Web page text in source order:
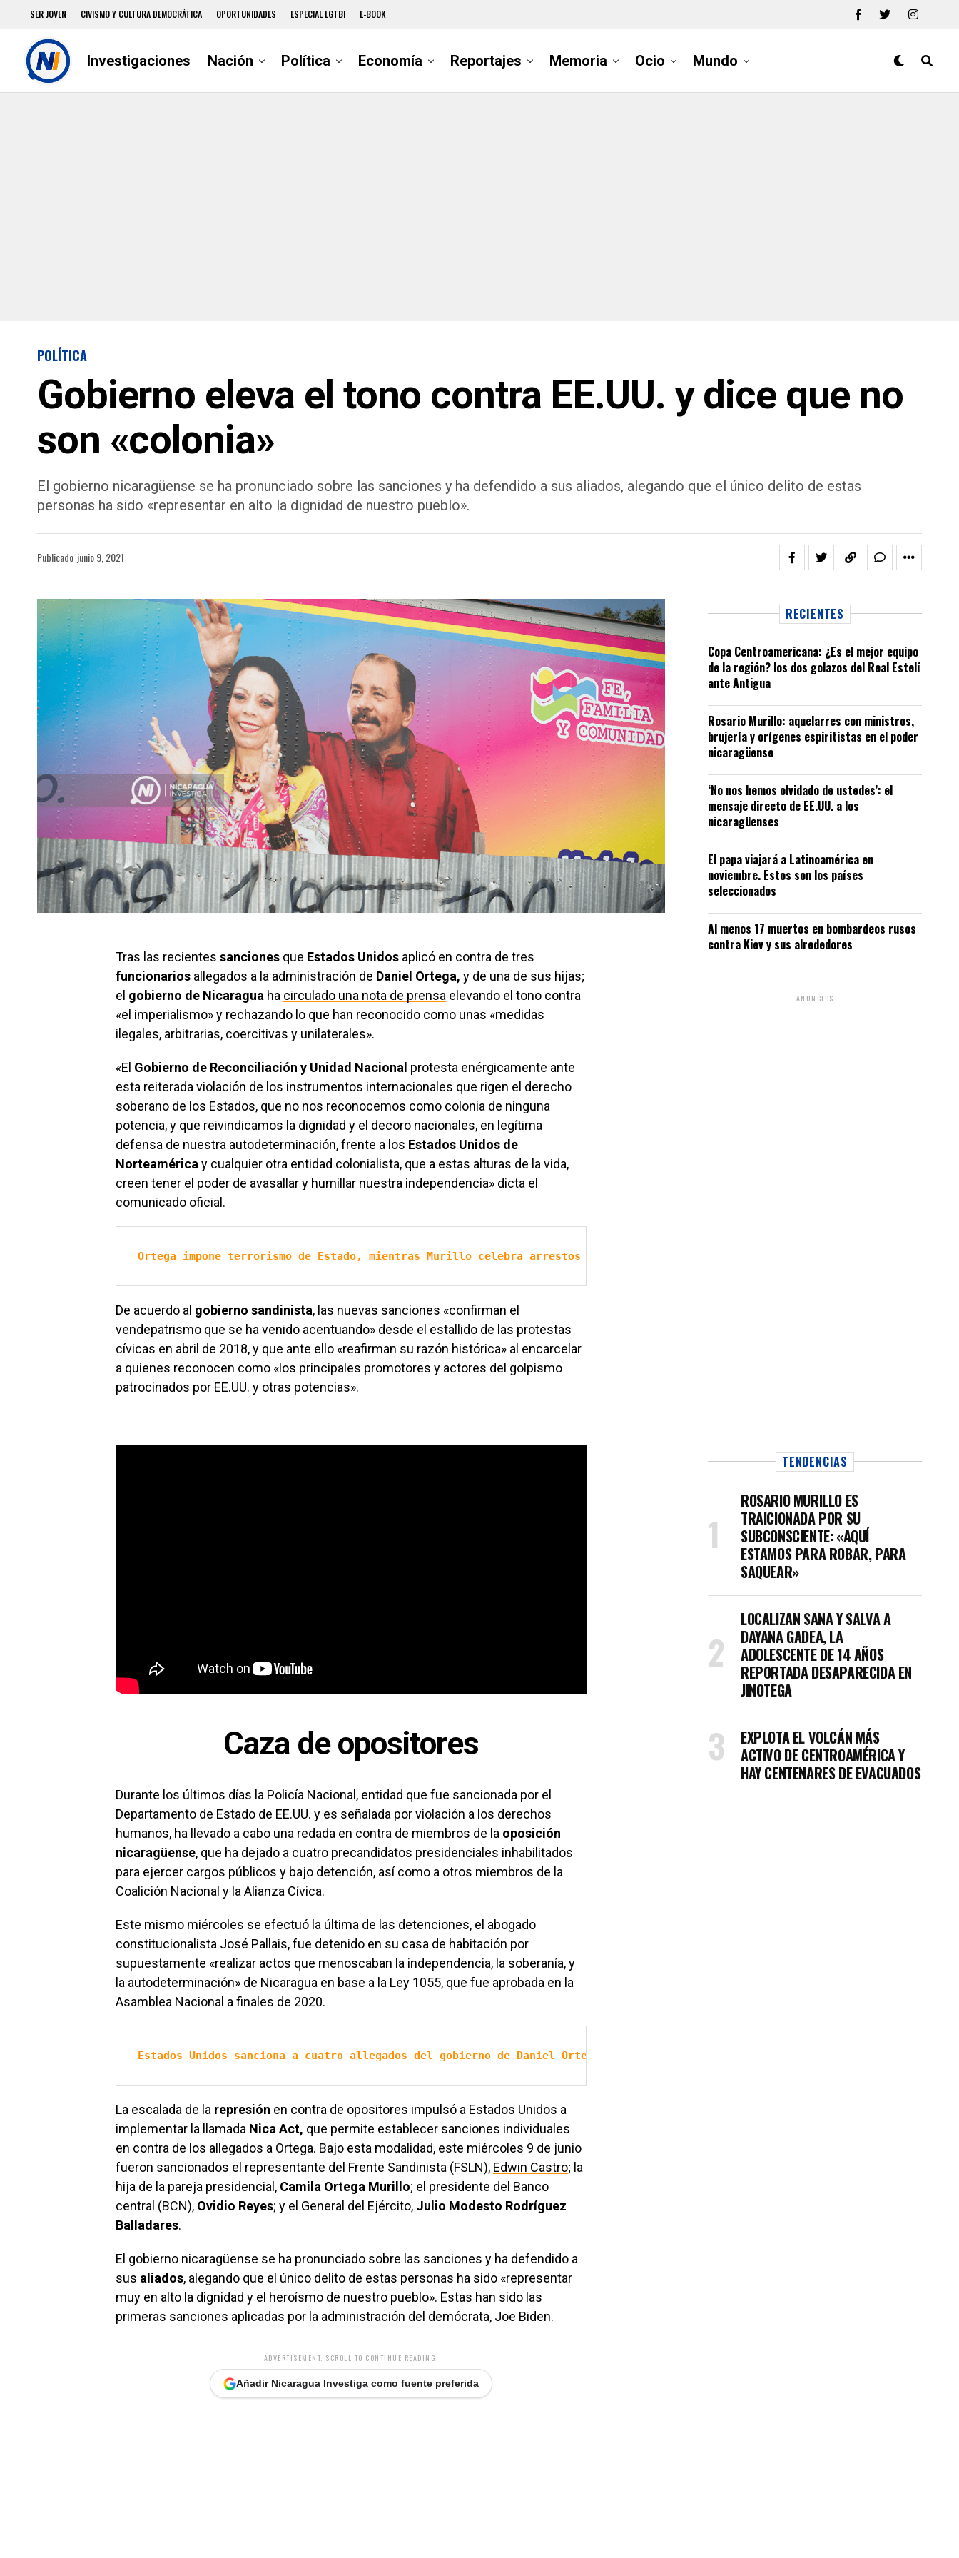
SER JOVEN CIVISMO Y CULTURA DEMOCRÁTICA OPORTUNIDADES ESPECIAL LGTBI E-BOOK
Investigaciones Nación Política Economía Reportajes Memoria Ocio Mundo
POLÍTICA
Gobierno eleva el tono contra EE.UU. y dice que no
son «colonia»
El gobierno nicaragüense se ha pronunciado sobre las sanciones y ha defendido a sus aliados, alegando que el único delito de estas
personas ha sido «representar en alto la dignidad de nuestro pueblo».
Publicado junio 9, 2021
Tras las recientes sanciones que Estados Unidos aplicó en contra de tres
funcionarios allegados a la administración de Daniel Ortega, y de una de sus hijas;
el gobierno de Nicaragua ha circulado una nota de prensa elevando el tono contra
«el imperialismo» y rechazando lo que han reconocido como unas «medidas
ilegales, arbitrarias, coercitivas y unilaterales».
«El Gobierno de Reconciliación y Unidad Nacional protesta enérgicamente ante
esta reiterada violación de los instrumentos internacionales que rigen el derecho
soberano de los Estados, que no nos reconocemos como colonia de ninguna
potencia, y que reivindicamos la dignidad y el decoro nacionales, en legítima
defensa de nuestra autodeterminación, frente a los Estados Unidos de
Norteamérica y cualquier otra entidad colonialista, que a estas alturas de la vida,
creen tener el poder de avasallar y humillar nuestra independencia» dicta el
comunicado oficial.
Ortega impone terrorismo de Estado, mientras Murillo celebra arrestos de opositores
De acuerdo al gobierno sandinista, las nuevas sanciones «confirman el
vendepatrismo que se ha venido acentuando» desde el estallido de las protestas
cívicas en abril de 2018, y que ante ello «reafirman su razón histórica» al encarcelar
a quienes reconocen como «los principales promotores y actores del golpismo
patrocinados por EE.UU. y otras potencias».
Caza de opositores
Durante los últimos días la Policía Nacional, entidad que fue sancionada por el
Departamento de Estado de EE.UU. y es señalada por violación a los derechos
humanos, ha llevado a cabo una redada en contra de miembros de la oposición
nicaragüense, que ha dejado a cuatro precandidatos presidenciales inhabilitados
para ejercer cargos públicos y bajo detención, así como a otros miembros de la
Coalición Nacional y la Alianza Cívica.
Este mismo miércoles se efectuó la última de las detenciones, el abogado
constitucionalista José Pallais, fue detenido en su casa de habitación por
supuestamente «realizar actos que menoscaban la independencia, la soberanía, y
la autodeterminación» de Nicaragua en base a la Ley 1055, que fue aprobada en la
Asamblea Nacional a finales de 2020.
Estados Unidos sanciona a cuatro allegados del gobierno de Daniel Ortega
La escalada de la represión en contra de opositores impulsó a Estados Unidos a
implementar la llamada Nica Act, que permite establecer sanciones individuales
en contra de los allegados a Ortega. Bajo esta modalidad, este miércoles 9 de junio
fueron sancionados el representante del Frente Sandinista (FSLN), Edwin Castro; la
hija de la pareja presidencial, Camila Ortega Murillo; el presidente del Banco
central (BCN), Ovidio Reyes; y el General del Ejército, Julio Modesto Rodríguez
Balladares.
El gobierno nicaragüense se ha pronunciado sobre las sanciones y ha defendido a
sus aliados, alegando que el único delito de estas personas ha sido «representar
muy en alto la dignidad y el heroísmo de nuestro pueblo». Estas han sido las
primeras sanciones aplicadas por la administración del demócrata, Joe Biden.
ADVERTISEMENT. SCROLL TO CONTINUE READING.
Añadir Nicaragua Investiga como fuente preferida
RECIENTES
Copa Centroamericana: ¿Es el mejor equipo
de la región? los dos golazos del Real Estelí
ante Antigua
Rosario Murillo: aquelarres con ministros,
brujería y orígenes espiritistas en el poder
nicaragüense
‘No nos hemos olvidado de ustedes’: el
mensaje directo de EE.UU. a los
nicaragüenses
El papa viajará a Latinoamérica en
noviembre. Estos son los países
seleccionados
Al menos 17 muertos en bombardeos rusos
contra Kiev y sus alrededores
ANUNCIOS
TENDENCIAS
ROSARIO MURILLO ES
TRAICIONADA POR SU
SUBCONSCIENTE: «AQUÍ
ESTAMOS PARA ROBAR, PARA
SAQUEAR»
LOCALIZAN SANA Y SALVA A
DAYANA GADEA, LA
ADOLESCENTE DE 14 AÑOS
REPORTADA DESAPARECIDA EN
JINOTEGA
EXPLOTA EL VOLCÁN MÁS
ACTIVO DE CENTROAMÉRICA Y
HAY CENTENARES DE EVACUADOS